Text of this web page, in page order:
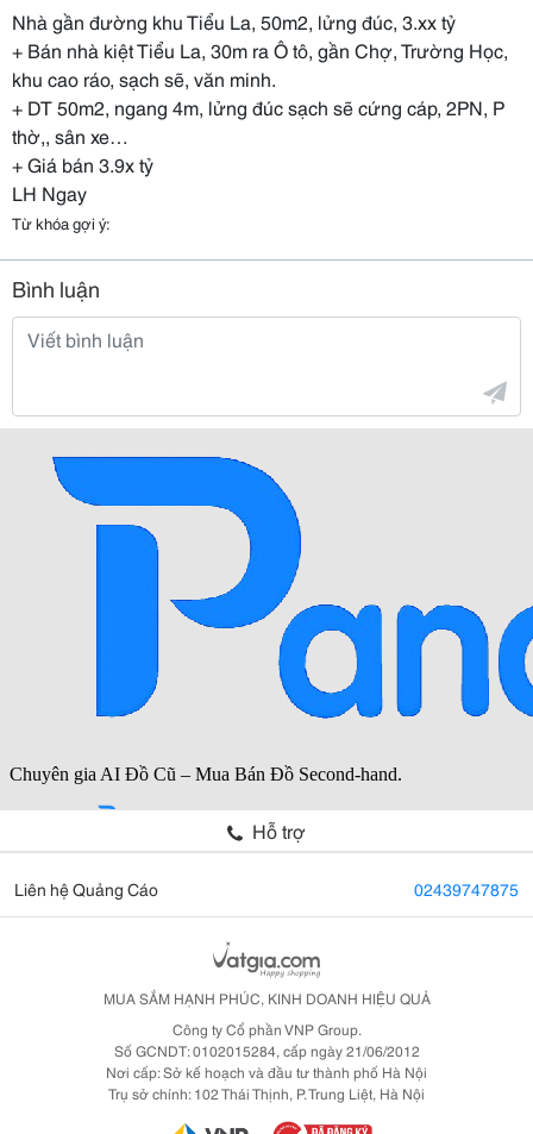
Nhà gần đường khu Tiểu La, 50m2, lửng đúc, 3.xx tỷ
+ Bán nhà kiệt Tiểu La, 30m ra Ô tô, gần Chợ, Trường Học,
khu cao ráo, sạch sẽ, văn minh.
+ DT 50m2, ngang 4m, lửng đúc sạch sẽ cứng cáp, 2PN, P
thờ,, sân xe…
+ Giá bán 3.9x tỷ
LH Ngay
Từ khóa gợi ý:
Bình luận
Hỗ trợ
Liên hệ Quảng Cáo 02439747875
MUA SẮM HẠNH PHÚC, KINH DOANH HIỆU QUẢ
Công ty Cổ phần VNP Group.
Số GCNDT: 0102015284, cấp ngày 21/06/2012
Nơi cấp: Sở kế hoạch và đầu tư thành phố Hà Nội
Trụ sở chính: 102 Thái Thịnh, P. Trung Liệt, Hà Nội